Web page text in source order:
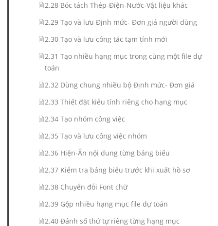
2.28 Bóc tách Thép-Điện-Nước-Vật liệu khác
2.29 Tạo và lưu Định mức- Đơn giá người dùng
2.30 Tạo và lưu công tác tạm tính mới
2.31 Tạo nhiều hạng mục trong cùng một file dự
toán
2.32 Dùng chung nhiều bộ Định mức- Đơn giá
2.33 Thiết đặt kiểu tính riêng cho hạng mục
2.34 Tạo nhóm công việc
2.35 Tạo và lưu công việc nhóm
2.36 Hiện-Ẩn nội dung từng bảng biểu
2.37 Kiểm tra bảng biểu trước khi xuất hồ sơ
2.38 Chuyển đỗi Font chữ
2.39 Gộp nhiều hạng mục file dự toán
2.40 Đánh số thứ tự riêng từng hạng mục